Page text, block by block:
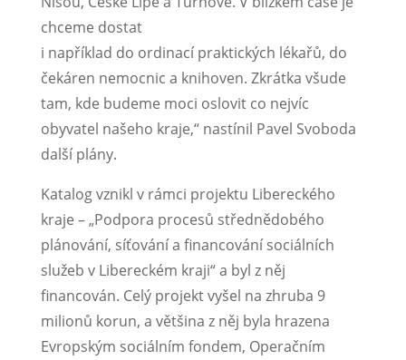
chceme dostat
i například do ordinací praktických lékařů, do
čekáren nemocnic a knihoven. Zkrátka všude
tam, kde budeme moci oslovit co nejvíc
obyvatel našeho kraje,“ nastínil Pavel Svoboda
další plány.
Katalog vznikl v rámci projektu Libereckého
kraje – „Podpora procesů střednědobého
plánování, síťování a financování sociálních
služeb v Libereckém kraji“ a byl z něj
financován. Celý projekt vyšel na zhruba 9
milionů korun, a většina z něj byla hrazena
Evropským sociálním fondem, Operačním